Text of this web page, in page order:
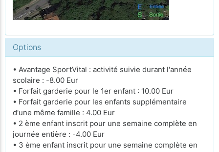
Options
• Avantage SportVital : activité suivie durant l'année
scolaire : -8.00 Eur
• Forfait garderie pour le 1er enfant : 10.00 Eur
• Forfait garderie pour les enfants supplémentaire
d'une même famille : 4.00 Eur
• 2 ème enfant inscrit pour une semaine complète en
journée entière : -4.00 Eur
• 3 ème enfant inscrit pour une semaine complète en